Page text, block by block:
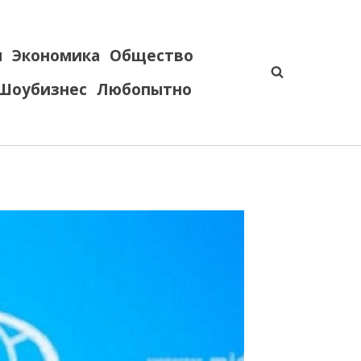
Экономика Общество
Любопытно